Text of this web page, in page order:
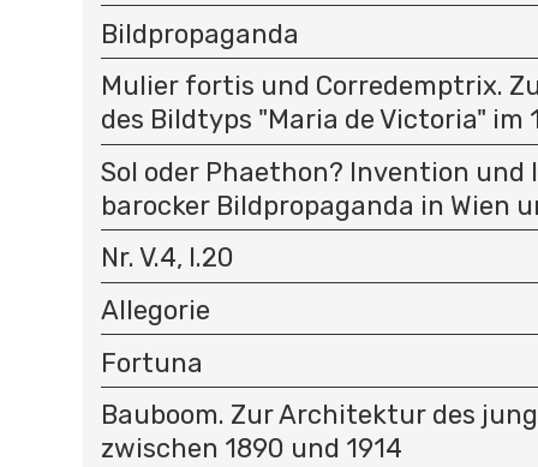
Bildpropaganda
Mulier fortis und Corredemptrix.
des Bildtyps "Maria de Victoria" im
Sol oder Phaethon? Invention
barocker Bildpropaganda in Wien
Nr. V.4, I.20
Allegorie
Fortuna
Bauboom. Zur Architektur des
zwischen 1890 und 1914